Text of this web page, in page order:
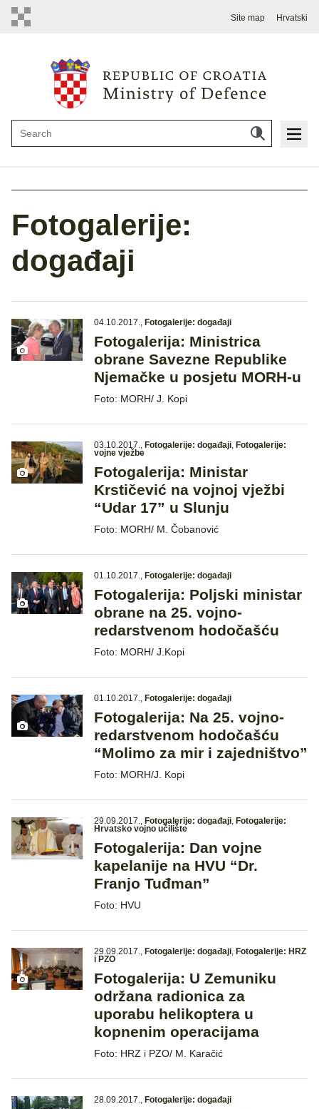
Site map Hrvatski
Fotogalerije:
događaji
04.10.2017., Fotogalerije: događaji
Fotogalerija: Ministrica
obrane Savezne Republike
Njemačke u posjetu MORH-u
Foto: MORH/ J. Kopi
03.10.2017., Fotogalerije: događaji, Fotogalerije:
vojne vježbe
Fotogalerija: Ministar
Krstičević na vojnoj vježbi
“Udar 17” u Slunju
Foto: MORH/ M. Čobanović
01.10.2017., Fotogalerije: događaji
Fotogalerija: Poljski ministar
obrane na 25. vojno-
redarstvenom hodočašću
Foto: MORH/ J.Kopi
01.10.2017., Fotogalerije: događaji
Fotogalerija: Na 25. vojno-
redarstvenom hodočašću
“Molimo za mir i zajedništvo”
Foto: MORH/J. Kopi
29.09.2017., Fotogalerije: događaji, Fotogalerije:
Hrvatsko vojno učilište
Fotogalerija: Dan vojne
kapelanije na HVU “Dr.
Franjo Tuđman”
Foto: HVU
29.09.2017., Fotogalerije: događaji, Fotogalerije: HRZ
i PZO
Fotogalerija: U Zemuniku
održana radionica za
uporabu helikoptera u
kopnenim operacijama
Foto: HRZ i PZO/ M. Karačić
28.09.2017., Fotogalerije: događaji